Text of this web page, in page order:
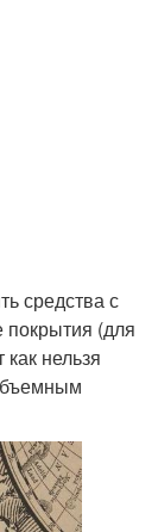
средства с
(для
как нельзя